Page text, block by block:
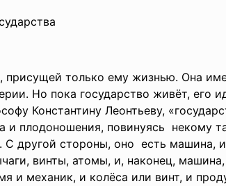
только ему жизнью. Она
Но пока государство живёт, его
Константину Леонтьеву,
и плодоношения, повинуясь некому
другой стороны, оно есть машина,
винты, атомы, и, наконец,
и механик, и колёса или винт, и